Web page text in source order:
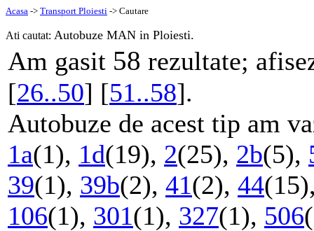
Acasa -> Transport Ploiesti -> Cautare
Ati cautat: Autobuze MAN in Ploiesti.
Am gasit 58 rezultate;
[26..50] [51..58].
Autobuze de acest tip am
1a(1), 1d(19), 2(25), 2b(5),
39(1), 39b(2), 41(2), 44
106(1), 301(1), 327(1), 506